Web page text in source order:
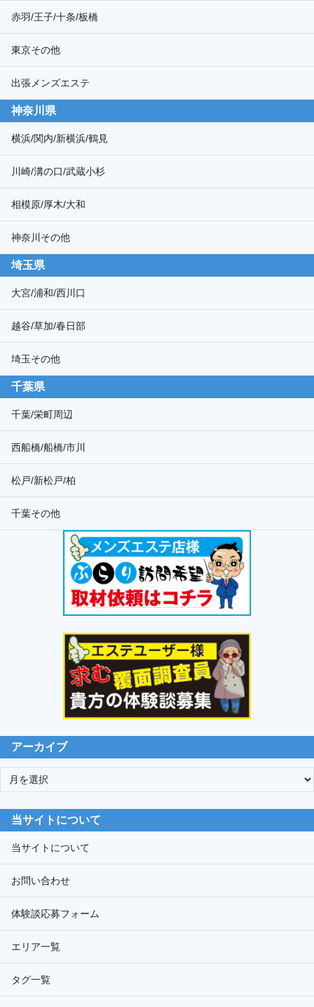
赤羽/王子/十条/板橋
東京その他
出張メンズエステ
神奈川県
横浜/関内/新横浜/鶴見
川崎/溝の口/武蔵小杉
相模原/厚木/大和
神奈川その他
埼玉県
大宮/浦和/西川口
越谷/草加/春日部
埼玉その他
千葉県
千葉/栄町周辺
西船橋/船橋/市川
松戸/新松戸/柏
千葉その他
アーカイブ
ア
ー
カ
当サイトについて
当サイトについて
お問い合わせ
体験談応募フォーム
エリア一覧
タグ一覧